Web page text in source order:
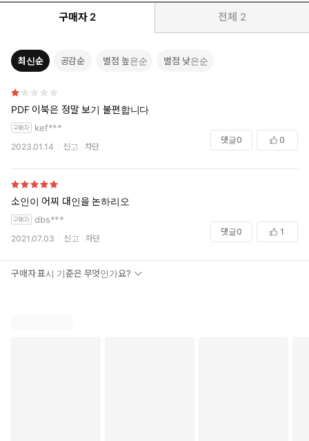
구매자 2 전체 2
최신순 공감순 별점 높은순 별점 낮은순
PDF 이북은 정말 보기 불편합니다
kef***
2023.01.14 신고 차단
댓글0 0
소인이 어찌 대인을 논하리오
dbs***
2021.07.03 신고 차단
댓글0 1
구매자 표시 기준은 무엇인가요?